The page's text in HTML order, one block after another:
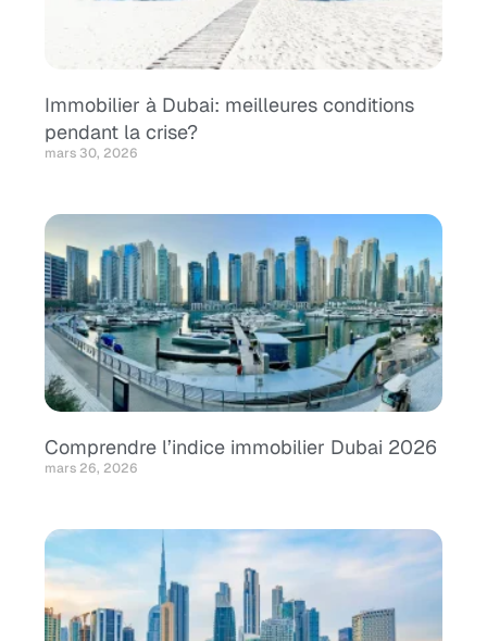
Immobilier à Dubai: meilleures conditions
pendant la crise?
mars 30, 2026
Comprendre l’indice immobilier Dubai 2026
mars 26, 2026